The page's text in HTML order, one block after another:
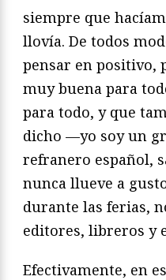
siempre que
llovía. De todos
pensar en positivo,
muy buena para
para todo, y que
dicho —yo soy un
refranero español,
nunca llueve a
durante las ferias,
editores, libreros y
Efectivamente, en